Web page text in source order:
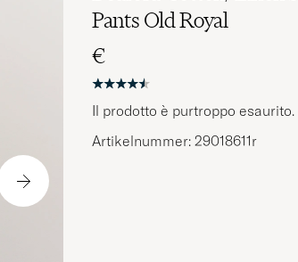
Pants Old Royal
€
Il prodotto è purtroppo esaurito.
Artikelnummer: 29018611r